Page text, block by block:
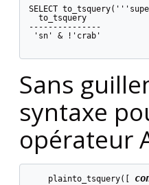
SELECT
  to_tsquery
---------------
'sn' & !'crab'
Sans
syntaxe
opérateur
    plainto_tsquery([